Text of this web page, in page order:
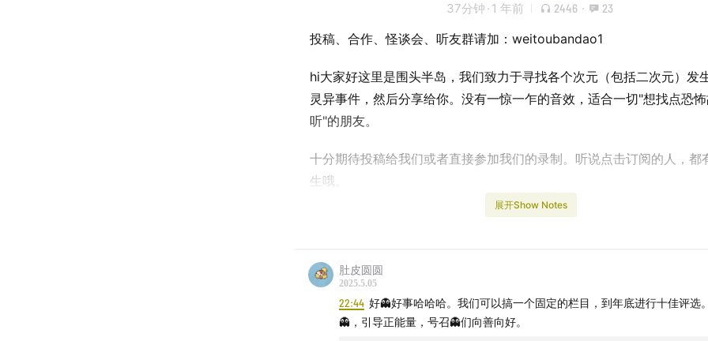
37分钟 · 1 年前 2446 · 23
投稿、合作、怪谈会、听友群请加：weitoubandao1
hi大家好这里是围头半岛，我们致力于寻找各个次元（包括二次元）发
灵异事件，然后分享给你。没有一惊一乍的音效，适合一切"想找点恐
听"的朋友。
十分期待投稿给我们或者直接参加我们的录制。听说点击订阅的人，都
生哦。
主播：辉子、炒饭
曼谷皇宫酒店
展开Show Notes
肚皮圆圆
2025.5.05
22:44 好👻好事哈哈哈。我们可以搞一个固定的栏目，到年底进行十佳评选
👻，引导正能量，号召👻们向善向好。